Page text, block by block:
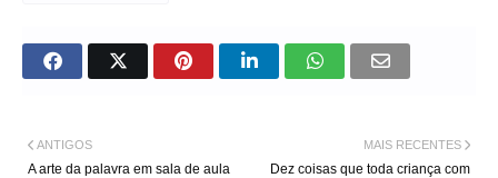
MAIS RECENTES
Dez coisas que toda criança com
ANTIGOS
A arte da palavra em sala de aula